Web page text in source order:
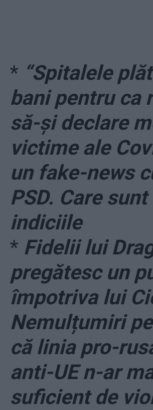
* “Spitalele
bani pentru ca
să-și declare
victime ale
un fake-news
PSD. Care sunt
indiciile
* Fidelii lui
pregătesc un
împotriva lui
Nemulțumiri
că linia pro-
anti-UE n-ar
suficient de